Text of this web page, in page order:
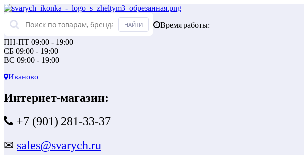
Время работы:
ПН-ПТ 09:00 - 19:00
СБ 09:00 - 19:00
ВС 09:00 - 19:00
Иваново
Интернет-магазин:
+7 (901) 281-33-37
✉ sales@svarych.ru